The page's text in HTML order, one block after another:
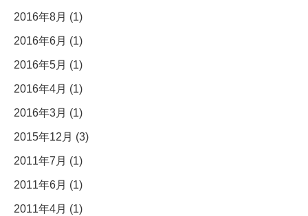
2016年8月 (1)
2016年6月 (1)
2016年5月 (1)
2016年4月 (1)
2016年3月 (1)
2015年12月 (3)
2011年7月 (1)
2011年6月 (1)
2011年4月 (1)